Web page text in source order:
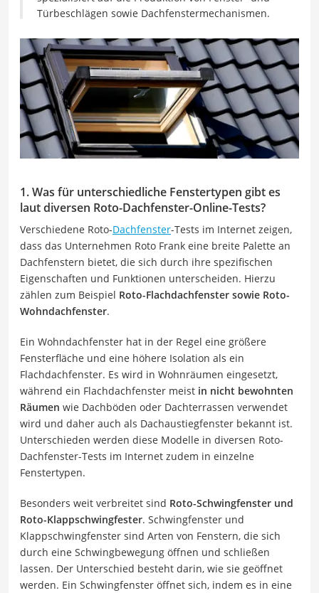
Türbeschlägen sowie Dachfenstermechanismen.
1. Was für unterschiedliche Fenstertypen gibt es
laut diversen Roto-Dachfenster-Online-Tests?
Verschiedene Roto-Dachfenster-Tests im Internet zeigen,
dass das Unternehmen Roto Frank eine breite Palette an
Dachfenstern bietet, die sich durch ihre spezifischen
Eigenschaften und Funktionen unterscheiden. Hierzu
zählen zum Beispiel Roto-Flachdachfenster sowie Roto-
Wohndachfenster.
Ein Wohndachfenster hat in der Regel eine größere
Fensterfläche und eine höhere Isolation als ein
Flachdachfenster. Es wird in Wohnräumen eingesetzt,
während ein Flachdachfenster meist in nicht bewohnten
Räumen wie Dachböden oder Dachterrassen verwendet
wird und daher auch als Dachaustiegfenster bekannt ist.
Unterschieden werden diese Modelle in diversen Roto-
Dachfenster-Tests im Internet zudem in einzelne
Fenstertypen.
Besonders weit verbreitet sind Roto-Schwingfenster und
Roto-Klappschwingfester. Schwingfenster und
Klappschwingfenster sind Arten von Fenstern, die sich
durch eine Schwingbewegung öffnen und schließen
lassen. Der Unterschied besteht darin, wie sie geöffnet
werden. Ein Schwingfenster öffnet sich, indem es in eine